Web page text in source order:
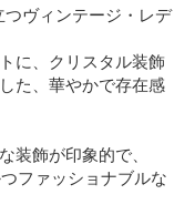
ヴィンテージ・レデ
に、クリスタル装飾
た、華やかで存在感
装飾が印象的で、
ファッショナブルな